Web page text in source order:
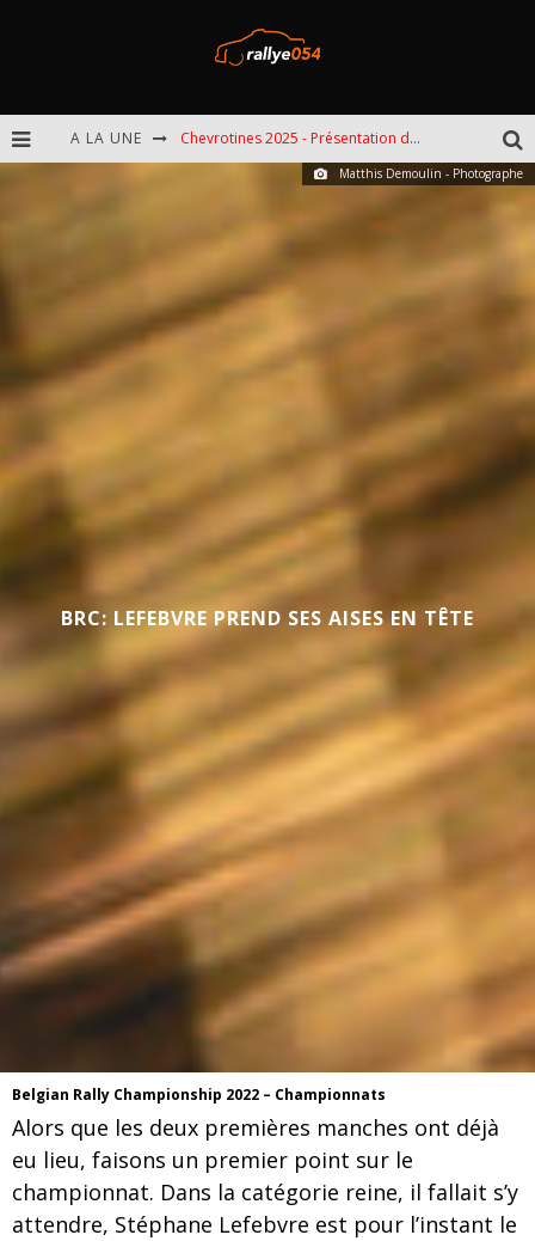
A LA UNE Chevrotines 2025 - Présentation de l'épreuve
EBR 2025 - Présentation de l'épreuve
Matthis Demoulin - Photographe
BRC: LEFEBVRE PREND SES AISES EN TÊTE
Belgian Rally Championship 2022 – Championnats
Alors que les deux premières manches ont déjà
eu lieu, faisons un premier point sur le
championnat. Dans la catégorie reine, il fallait s’y
attendre, Stéphane Lefebvre est pour l’instant le